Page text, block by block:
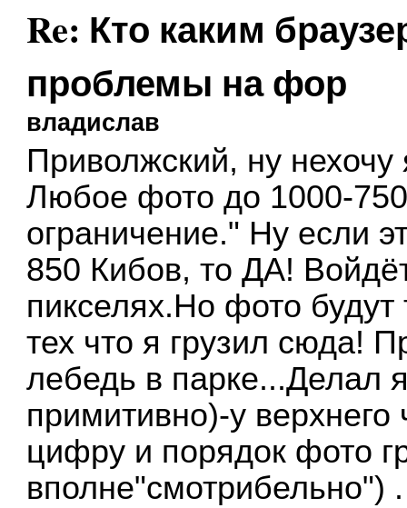
Re: Кто каким
проблемы на фор
владислав
Приволжский, ну
Любое фото до 1000-
ограничение." Ну если
850 Кибов, то ДА!
пикселях.Но фото
тех что я грузил сюда!
лебедь в парке...Делал
примитивно)-у
цифру и порядок фото
вполне"смотрибельно") .